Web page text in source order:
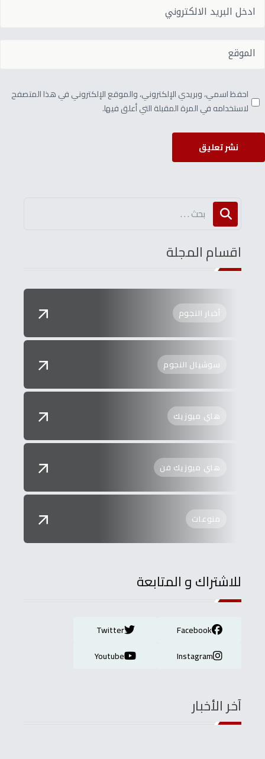
احفظ اسمي، وبريدي الإلكتروني، والموقع الإلكتروني في هذا المتصفح
لاستخدامه في المرة المقبلة التي أعلق فيها.
نشر تعليق
اقسام المجلة
أخبار النجوم
سوشيال النجوم
هاي ميوزيك
هاي ميوزيك فن
منوعات
للاشتراك و المتابعة
Facebook
Twitter
Instagram
Youtube
آخر الأخبار